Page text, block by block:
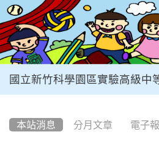
國立新竹科學園區實驗高級中
本站消息 分月文章 電子